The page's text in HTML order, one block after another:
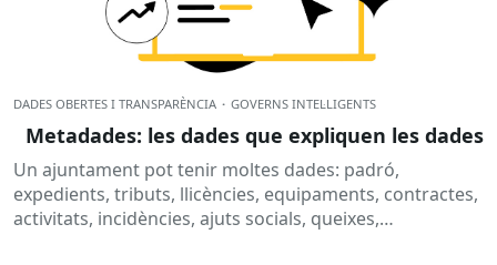
DADES OBERTES I TRANSPARÈNCIA · GOVERNS INTEL·LIGENTS
Metadades: les dades que expliquen les dades
Un ajuntament pot tenir moltes dades: padró,
expedients, tributs, llicències, equipaments, contractes,
activitats, incidències, ajuts socials, queixes,